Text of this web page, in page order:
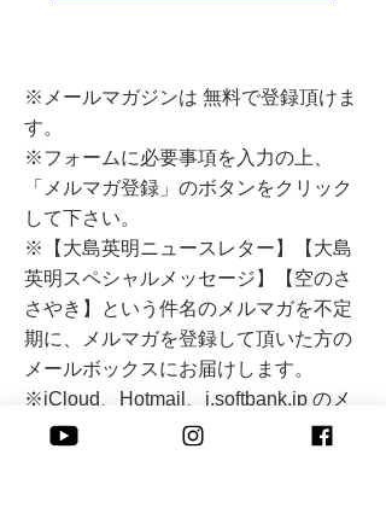
​※メールマガジンは 無料で登録頂けま
す。
※フォームに必要事項を入力の上、
「メルマガ登録」のボタンをクリック
して下さい。
​※【大島英明ニュースレター】【大島
英明スペシャルメッセージ】【空のさ
さやき】という件名のメルマガを不定
期に、メルマガを登録して頂いた方の
メールボックスにお届けします。
​※iCloud、Hotmail、i.softbank.jp のメ
ールアドレスの方はメールが届きにく